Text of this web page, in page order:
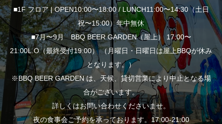
■1F フロア | OPEN10:00〜18:00 / LUNCH11:00〜14:30（土日
祝〜15:00）年中無休
■7月〜9月 BBQ BEER GARDEN（屋上） 17:00〜
21:00L.O（最終受付19:00） （月曜日・日曜日は屋上BBQが休み
となります。）
※BBQ BEER GARDEN は、天候、貸切営業により中止となる場
合がございます。
詳しくはお問い合わせくださいませ。
夜の食事会ご予約を承っております。17:00-21:00